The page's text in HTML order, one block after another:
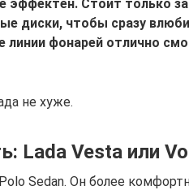
эффектен. Стоит только
диски, чтобы сразу
линии фонарей отлично
не хуже.
Lada Vesta или
Sedan. Он более